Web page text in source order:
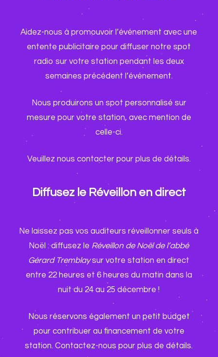
Aidez-nous à promouvoir l’événement avec une
entente publicitaire pour diffuser notre spot
radio sur votre station pendant les deux
semaines précédent l’événement.
Nous produirons un spot personnalisé sur
mesure pour votre station, avec mention de
celle-ci.
Veuillez nous contacter pour plus de détails.
Diffusez le Réveillon en direct
Ne laissez pas vos auditeurs réveillonner seuls à
Noël : diffusez le Réveillon de Noël de l’abbé
Gérard Tremblaysur votre station en direct
entre 22 heures et 6 heures du matin dans la
nuit du 24 au 25 décembre !
Nous réservons également un petit budget
pour contribuer au financement de votre
station. Contactez-nous pour plus de détails.